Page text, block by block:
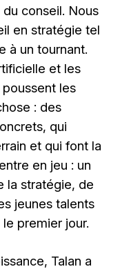
conseil. Nous
en stratégie tel
à un tournant.
et les
les
: des
qui
et qui font la
en jeu : un
la stratégie, de
jeunes talents
premier jour.
Talan a